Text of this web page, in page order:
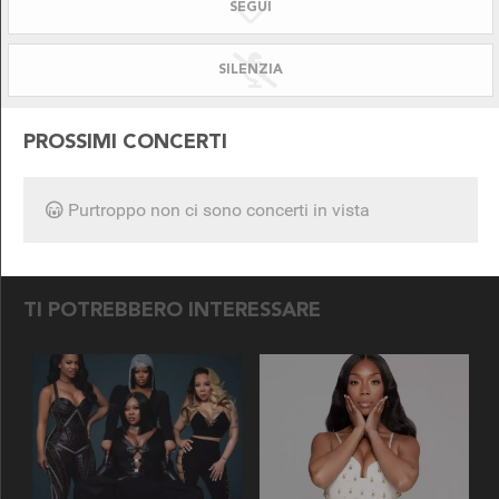
SEGUI
SILENZIA
PROSSIMI CONCERTI
Purtroppo non ci sono concerti in vista
TI POTREBBERO INTERESSARE
SEGUICI SU